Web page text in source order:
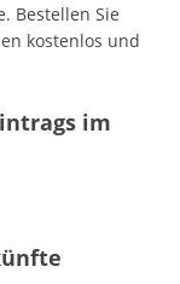
Bestellen Sie
kostenlos und
im